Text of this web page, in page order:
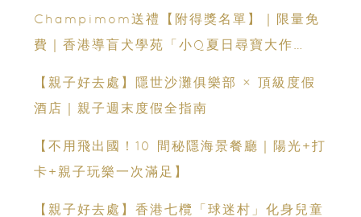
Champimom送禮【附得獎名單】｜限量免
費｜香港導盲犬學苑「小Q夏日尋寶大作
【親子好去處】隱世沙灘俱樂部 × 頂級度假
酒店｜親子週末度假全指南
【不用飛出國！10 間秘隱海景餐廳｜陽光+打
卡+親子玩樂一次滿足】
【親子好去處】香港七欖「球迷村」化身兒童